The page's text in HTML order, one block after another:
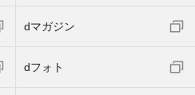
dマガジン
dフォト